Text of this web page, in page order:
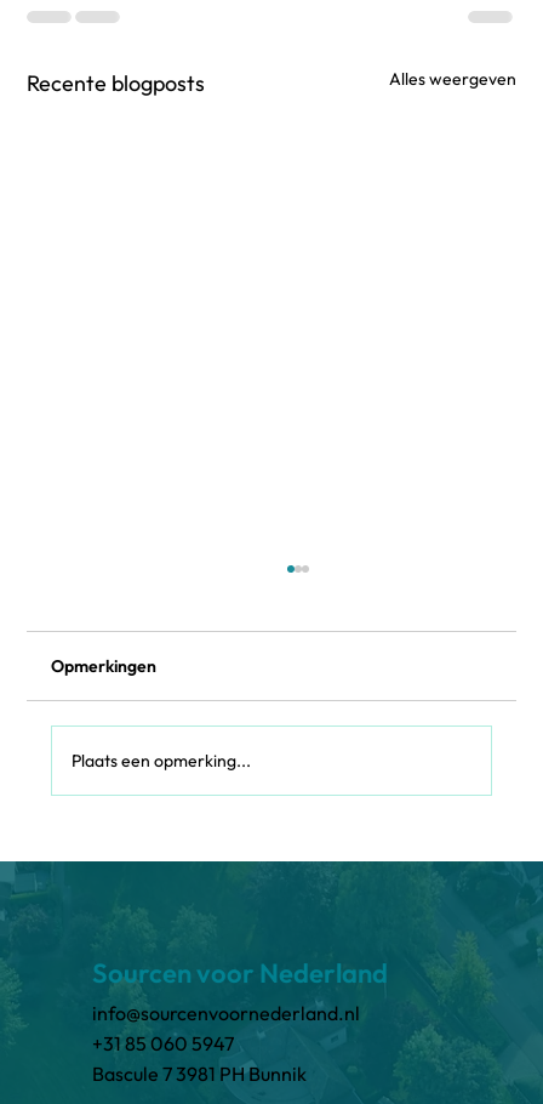
Recente blogposts Alles weergeven
werven in de publieke sector
Opmerkingen
Plaats een opmerking...
Sourcen voor Nederland
info@sourcenvoornederland.nl
+31 85 060 5947
Bascule 7 3981 PH Bunnik